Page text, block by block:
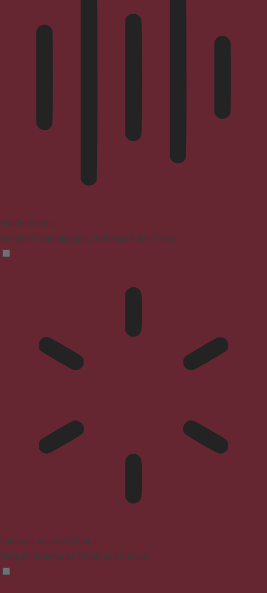
Blindenmodus
Reduziert Ablenkungen, verbessert den Fokus
Epilepsie-sicherer Modus
Dämpft Farben und stoppt das Blinken